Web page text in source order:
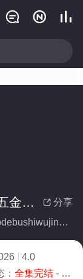
  
 分享
我想要的不是五金，是尊重(全集)
别名：woxiangyaodebushiwujinshizunzhong
4.0
： 全集完结- 免费在线观看